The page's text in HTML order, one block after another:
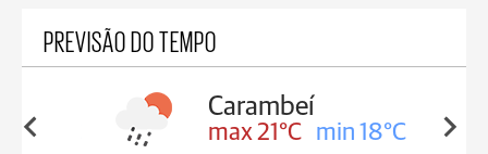
PREVISÃO DO TEMPO
18°C
Carambeí
max 21°C min 18°C